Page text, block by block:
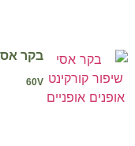
בקר אסי
60V